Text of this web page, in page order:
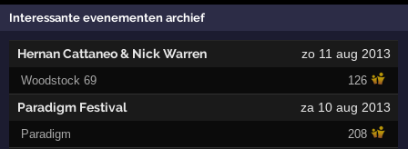
Interessante evenementen archief
Hernan Cattaneo & Nick Warren zo 11 aug 2013
Woodstock 69 126
Paradigm Festival za 10 aug 2013
Paradigm 208